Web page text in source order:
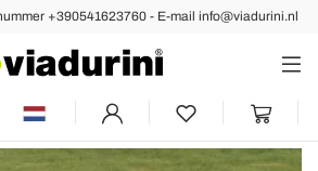
+390541623760 - E-mail info@viadurini.nl
Vorige Volgende
vlindertafel tot 210 cm in
en teakblad - Incanto